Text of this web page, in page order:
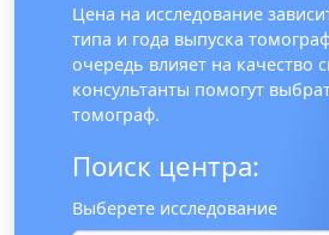
Цена на исследование
типа и года выпуска
очередь влияет на качество
консультанты помогут
томограф.
Поиск центра:
Выберете исследование